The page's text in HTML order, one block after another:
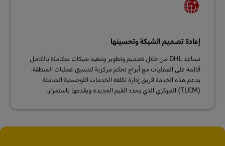
إعادة تصميم الشبكة وتحسينها
تساعد DHL من خلال تصميم وتطوير وتنفيذ شبكات متكاملة بالكامل
قائمة على العمليات مع أبراج تحكم مركزية لتنسيق عمليات المنطقة.
يدعم هذه الخدمة فريق إدارة تكلفة الخدمات اللوجستية الشاملة
(TLCM) المركزي الذي يحدد القيم الجديدة ويقدمها باستمرار.